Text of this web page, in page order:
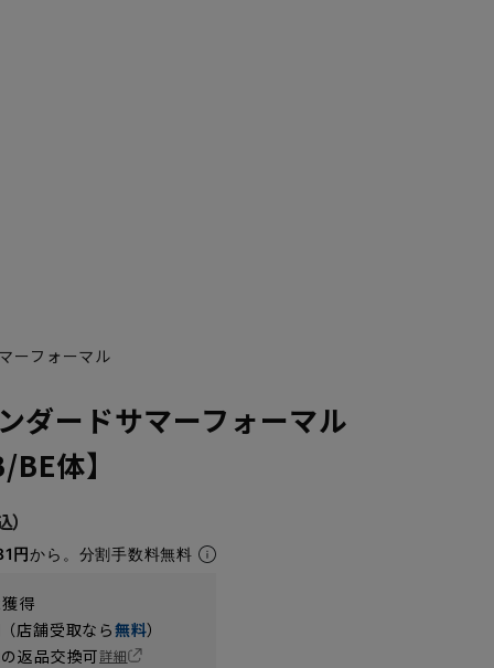
ーフォーマル
ダードサマーフォーマル
体】
円から。分割手数料無料
得
店舗受取なら無料）
返品交換可詳細